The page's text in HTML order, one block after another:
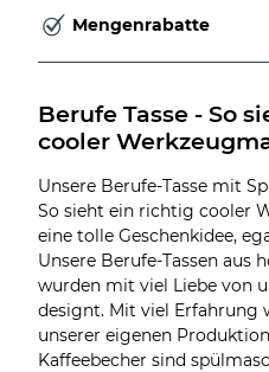
Mengenrabatte
Berufe Tasse - So
cooler
Unsere Berufe-Tasse mit
So sieht ein richtig cooler
eine tolle Geschenkidee,
Unsere Berufe-Tassen aus
wurden mit viel Liebe von
designt. Mit viel Erfahrung
unserer eigenen
Kaffeebecher sind